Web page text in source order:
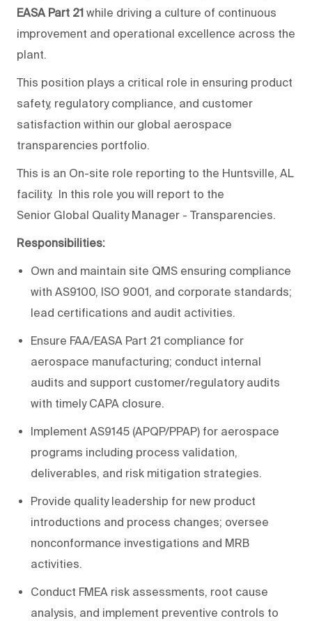
EASA Part 21 while driving a culture of continuous
improvement and operational excellence across the
plant.
This position plays a critical role in ensuring product
safety, regulatory compliance, and customer
satisfaction within our global aerospace
transparencies portfolio.
This is an On-site role reporting to the Huntsville, AL
facility. In this role you will report to the
Senior Global Quality Manager - Transparencies.
Responsibilities:
Own and maintain site QMS ensuring compliance
with AS9100, ISO 9001, and corporate standards;
lead certifications and audit activities.
Ensure FAA/EASA Part 21 compliance for
aerospace manufacturing; conduct internal
audits and support customer/regulatory audits
with timely CAPA closure.
Implement AS9145 (APQP/PPAP) for aerospace
programs including process validation,
deliverables, and risk mitigation strategies.
Provide quality leadership for new product
introductions and process changes; oversee
nonconformance investigations and MRB
activities.
Conduct FMEA risk assessments, root cause
analysis, and implement preventive controls to